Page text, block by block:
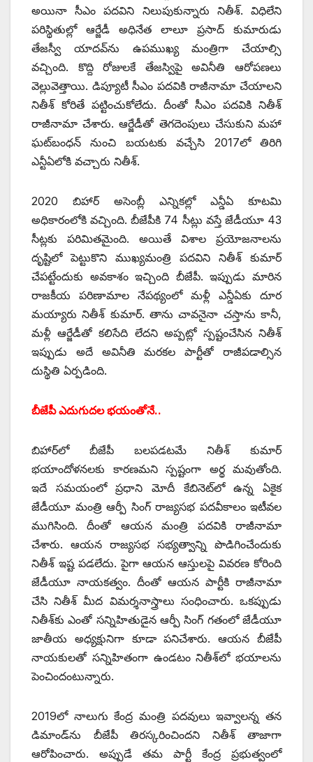
అయినా సీఎం పదవిని నిలుపుకున్నారు నితీశ్‌. ‌విధిలేని
పరిస్థితుల్లో ఆర్జేడీ అధినేత లాలూ ప్రసాద్‌ ‌కుమారుడు
తేజస్వీ యాదవ్‌ను ఉపముఖ్య మంత్రిగా చేయాల్సి
వచ్చింది. కొద్ది రోజులకే తేజస్విపై అవినీతి ఆరోపణలు
వెల్లువెత్తాయి. డిప్యూటీ సీఎం పదవికి రాజీనామా చేయాలని
నితీశ్‌ ‌కోరితే పట్టించుకోలేదు. దీంతో సీఎం పదవికి నితీశ్‌
‌రాజీనామా చేశారు. ఆర్జేడీతో తెగదెంపులు చేసుకుని మహా
ఘట్‌బంధన్‌ ‌నుంచి బయటకు వచ్చేసి 2017లో తిరిగి
ఎన్టీఏలోకి వచ్చారు నితీశ్‌.
2020 ‌బిహార్‌ అసెంబ్లీ ఎన్నికల్లో ఎన్డీఏ కూటమి
అధికారంలోకి వచ్చింది. బీజేపీకి 74 సీట్లు వస్తే జేడీయూ 43
సీట్లకు పరిమితమైంది. అయితే విశాల ప్రయోజనాలను
దృష్టిలో పెట్టుకొని ముఖ్యమంత్రి పదవిని నితీశ్‌ ‌కుమార్‌
‌చేపట్టేందుకు అవకాశం ఇచ్చింది బీజేపీ. ఇప్పుడు మారిన
రాజకీయ పరిణామాల నేపథ్యంలో మళ్లీ ఎన్డీఏకు దూర
మయ్యారు నితీశ్‌ ‌కుమార్‌. ‌తాను చావనైనా చస్తాను కానీ,
మళ్లీ ఆర్జేడీతో కలిసేది లేదని అప్పట్లో స్పష్టంచేసిన నితీశ్‌
ఇప్పుడు అదే అవినీతి మరకల పార్టీతో రాజీపడాల్సిన
దుస్థితి ఏర్పడింది.
బీజేపీ ఎదుగుదల భయంతోనే..
బిహార్‌లో బీజేపీ బలపడటమే నితీశ్‌ ‌కుమార్‌
‌భయాందోళనలకు కారణమని స్పష్టంగా అర్థ మవుతోంది.
ఇదే సమయంలో ప్రధాని మోదీ కేబినెట్‌లో ఉన్న ఏకైక
జేడీయూ మంత్రి ఆర్పీ సింగ్‌ ‌రాజ్యసభ పదవీకాలం ఇటీవల
ముగిసింది. దీంతో ఆయన మంత్రి పదవికి రాజీనామా
చేశారు. ఆయన రాజ్యసభ సభ్యత్వాన్ని పొడిగించేందుకు
నితీశ్‌ ఇష్ట పడలేదు. పైగా ఆయన ఆస్తులపై వివరణ కోరింది
జేడీయూ నాయకత్వం. దీంతో ఆయన పార్టీకి రాజీనామా
చేసి నితీశ్‌ ‌మీద విమర్శనాస్త్రాలు సంధించారు. ఒకప్పుడు
నితీశ్‌కు ఎంతో సన్నిహితుడైన ఆర్పీ సింగ్‌ ‌గతంలో జేడీయూ
జాతీయ అధ్యక్షునిగా కూడా పనిచేశారు. ఆయన బీజేపీ
నాయకులతో సన్నిహితంగా ఉండటం నితీశ్‌లో భయాలను
పెంచిందంటున్నారు.
2019లో నాలుగు కేంద్ర మంత్రి పదవులు ఇవ్వాలన్న తన
డిమాండ్‌ను బీజేపీ తిరస్కరించిందని నితీశ్‌ ‌తాజాగా
ఆరోపించారు. అప్పుడే తమ పార్టీ కేంద్ర ప్రభుత్వంలో